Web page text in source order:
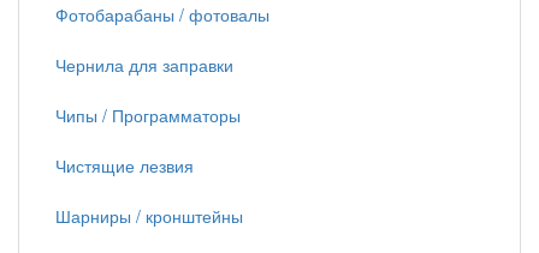
Фотобарабаны / фотовалы
Чернила для заправки
Чипы / Программаторы
Чистящие лезвия
Шарниры / кронштейны